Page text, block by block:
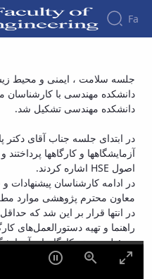
Fa
تشکیل اولین
دانشکده مهندسی با کارشناسان
دانشکده مهندسی تشکیل شد.
آزمایشگاهها و کارگاهها
اصول HSE اشاره کردند.
در ادامه کارشناسان
معاون محترم پژوهشی موارد
در انتها قرار بر این شد که
راهنما و تهیه دستورالعمل‌های
مسئول محرتم کارگاهها و